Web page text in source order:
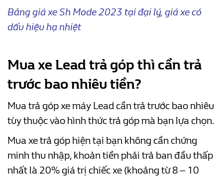
Bảng giá xe Sh Mode 2023 tại đại lý, giá xe có
dấu hiệu hạ nhiệt
Mua xe Lead trả góp thì cần trả
trước bao nhiêu tiền?
Mua trả góp xe máy Lead cần trả trước bao nhiêu
tùy thuộc vào hình thức trả góp mà bạn lựa chọn.
Mua xe trả góp hiện tại bạn không cần chứng
minh thu nhập, khoản tiền phải trả ban đầu thấp
nhất là 20% giá trị chiếc xe (khoảng từ 8 – 10